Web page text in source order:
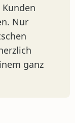
Nur
ganz